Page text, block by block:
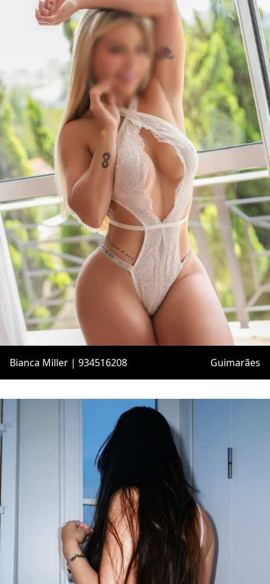
Bianca Miller | 934516208 Guimarães